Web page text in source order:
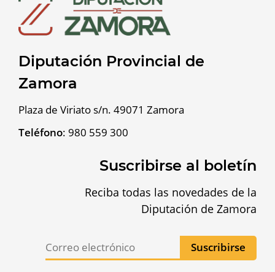
Diputación Provincial de
Zamora
Plaza de Viriato s/n. 49071 Zamora
Teléfono: 980 559 300
Suscribirse al boletín
Reciba todas las novedades de la
Diputación de Zamora